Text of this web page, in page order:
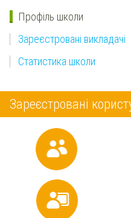
Профіль школи
Зареєстровані викладачі
Статистика школи
Зареєстровані